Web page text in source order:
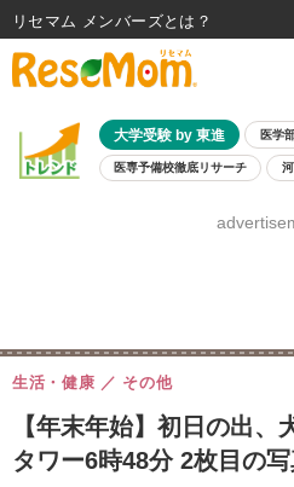
大学受験 by 東進 医学
医専予備校徹底リサーチ
8月開催学校説明
【年末年始】初日の出
タワー6時48分 2枚目の
生活・健康 その他
リセマム メンバーズ